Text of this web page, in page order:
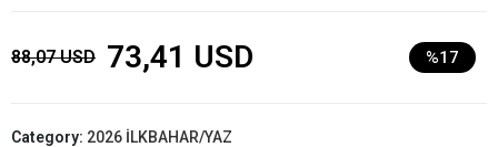
88,07 USD 73,41 USD %17
Category: 2026 İLKBAHAR/YAZ